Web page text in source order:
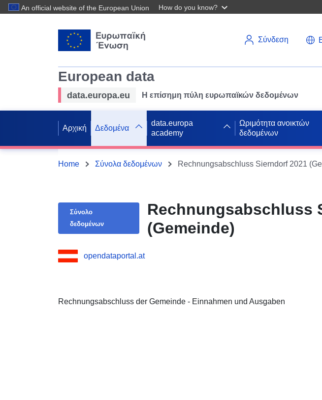
An official website of the European Union How do you know?
Σύνδεση
European data
data.europa.eu Η επίσημη πύλη ευρωπαϊκών δεδομένων
Αρχική Δεδομένα
data.europa
academy
Ωριμότητα ανοικτών
δεδομένων
Home Σύνολα δεδομένων Rechnungsabschluss Sierndorf 2021
Σύνολο
δεδομένων
Rechnungsabschluss
(Gemeinde)
opendataportal.at
Rechnungsabschluss der Gemeinde - Einnahmen und Ausgaben